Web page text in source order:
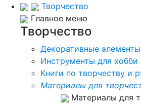
Творчество
Главное меню
Творчество
Декоративные элементы
Инструменты для хобби
Книги по творчеству и
Материалы для
Материалы для